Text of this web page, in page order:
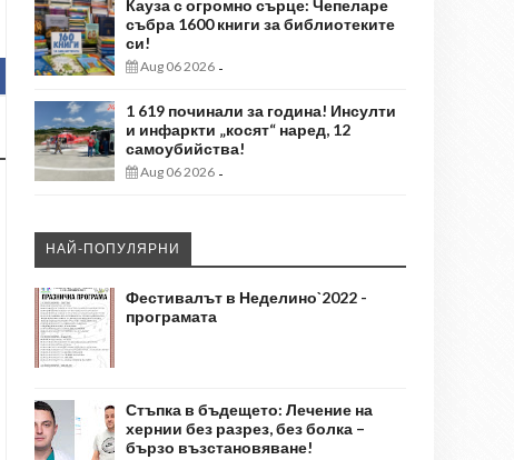
Кауза с огромно сърце: Чепеларе
събра 1600 книги за библиотеките
си!
Aug 06 2026 -
1 619 починали за година! Инсулти
и инфаркти „косят“ наред, 12
самоубийства!
Aug 06 2026 -
НАЙ-ПОПУЛЯРНИ
Фестивалът в Неделино`2022 -
програмата
Стъпка в бъдещето: Лечение на
хернии без разрез, без болка –
бързо възстановяване!